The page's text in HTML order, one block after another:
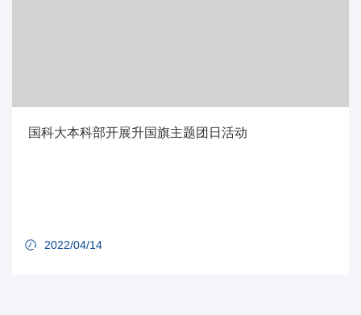
国科大本科部开展升国旗主题团日活动
2022/04/14